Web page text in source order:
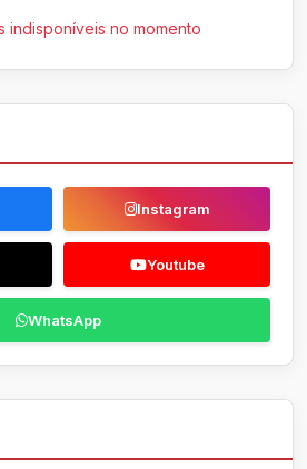
indisponíveis no momento
Instagram
Youtube
WhatsApp